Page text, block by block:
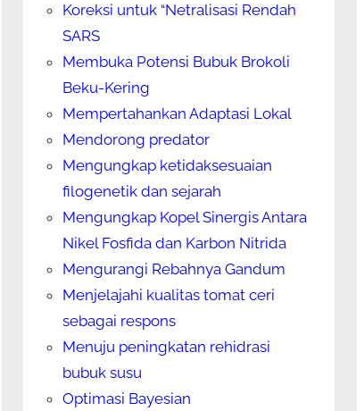
Koreksi untuk “Netralisasi Rendah
SARS
Membuka Potensi Bubuk Brokoli
Beku-Kering
Mempertahankan Adaptasi Lokal
Mendorong predator
Mengungkap ketidaksesuaian
filogenetik dan sejarah
Mengungkap Kopel Sinergis Antara
Nikel Fosfida dan Karbon Nitrida
Mengurangi Rebahnya Gandum
Menjelajahi kualitas tomat ceri
sebagai respons
Menuju peningkatan rehidrasi
bubuk susu
Optimasi Bayesian